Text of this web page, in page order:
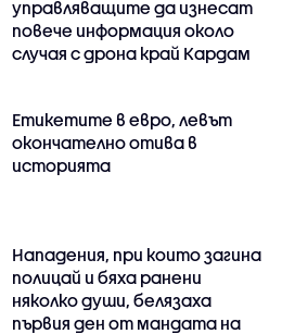
управляващите да изнесат
повече информация около
случая с дрона край Кардам
Етикетите в евро, левът
окончателно отива в
историята
Нападения, при които загина
полицай и бяха ранени
няколко души, белязаха
първия ден от мандата на